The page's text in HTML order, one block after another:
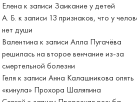
Елена к записи Заикание у детей
А. Б. к записи 13 признаков, что у
нет души
Валентина к записиАлла Пугачёва
решилась на второе венчание из-за
смертельной болезни
Геля к записиАнна Калашникова опять
«кинула» Прохора Шаляпина